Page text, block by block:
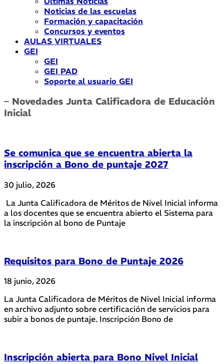
Noticias de las escuelas
Formación y capacitación
Concursos y eventos
AULAS VIRTUALES
GEI
GEI
GEI PAD
Soporte al usuario GEI
– Novedades Junta Calificadora de Educación
Inicial
Se comunica que se encuentra abierta la
inscripción a Bono de puntaje 2027
30 julio, 2026
La Junta Calificadora de Méritos de Nivel Inicial informa
a los docentes que se encuentra abierto el Sistema para
la inscripción al bono de Puntaje
Requisitos para Bono de Puntaje 2026
18 junio, 2026
La Junta Calificadora de Méritos de Nivel Inicial informa
en archivo adjunto sobre certificación de servicios para
subir a bonos de puntaje. Inscripción Bono de
Inscripción abierta para Bono Nivel Inicial